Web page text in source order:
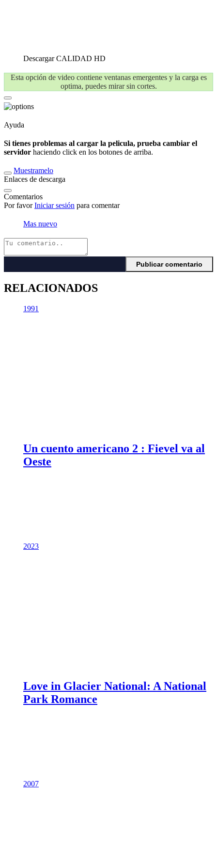
DescargarCALIDAD HD
Esta opción de video contiene ventanas emergentes y la carga es
optima, puedes mirar sin cortes.
Ayuda
Si tienes problemas al cargar la pelicula, prueba cambiar el
servidor haciendo click en los botones de arriba.
Muestramelo
Enlaces de descarga
Comentarios
Por favorIniciar sesión para comentar
Mas nuevo
RELACIONADOS
1991
Un cuento americano 2 : Fievel va al
Oeste
2023
Love in Glacier National: A National
Park Romance
2007